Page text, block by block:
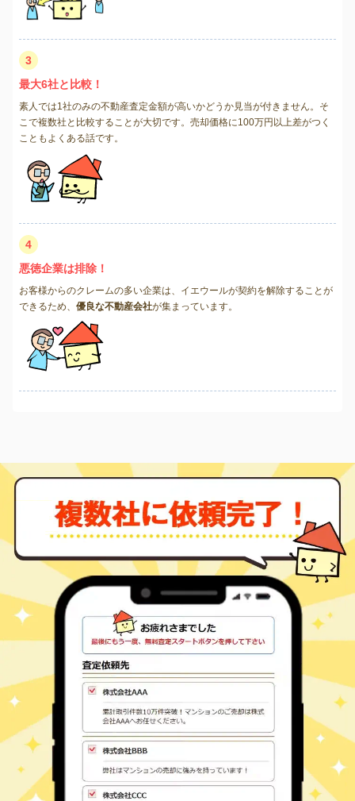
3
最大6社と比較！
素人では1社のみの不動産査定金額が高いかどうか見当が付きません。そ
こで複数社と比較することが大切です。売却価格に100万円以上差がつく
こともよくある話です。
4
悪徳企業は排除！
お客様からのクレームの多い企業は、イエウールが契約を解除することが
できるため、 優良な不動産会社が集まっています。